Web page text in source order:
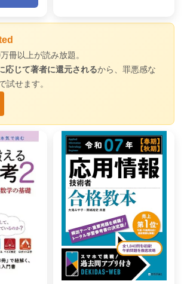
冊以上が読み放題。
応じて著者に還元されるから、罪悪感な
試せます。